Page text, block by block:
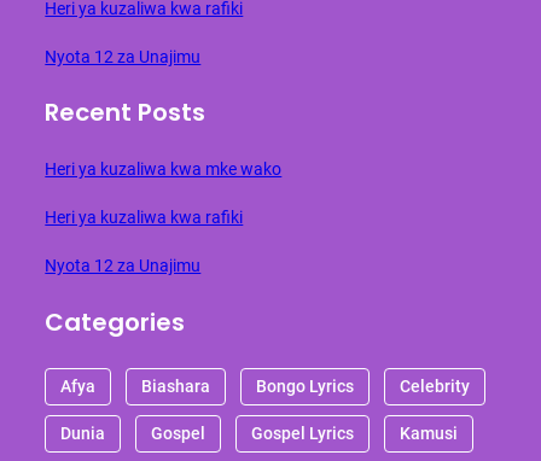
Heri ya kuzaliwa kwa rafiki
Nyota 12 za Unajimu
Recent Posts
Heri ya kuzaliwa kwa mke wako
Heri ya kuzaliwa kwa rafiki
Nyota 12 za Unajimu
Categories
Afya Biashara Bongo Lyrics Celebrity
Dunia Gospel Gospel Lyrics Kamusi